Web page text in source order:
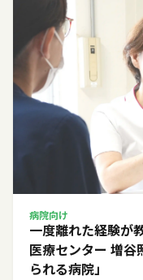
病院向け
一度離れた経験が
医療センター 増谷
られる病院」